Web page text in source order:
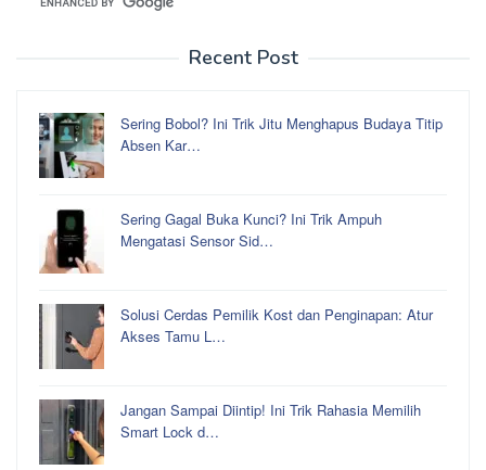
Recent Post
Sering Bobol? Ini Trik Jitu Menghapus Budaya Titip
Absen Kar…
Sering Gagal Buka Kunci? Ini Trik Ampuh
Mengatasi Sensor Sid…
Solusi Cerdas Pemilik Kost dan Penginapan: Atur
Akses Tamu L…
Jangan Sampai Diintip! Ini Trik Rahasia Memilih
Smart Lock d…